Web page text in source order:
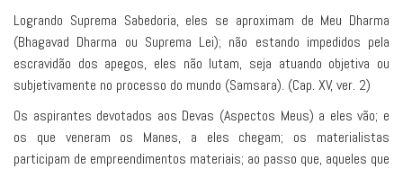
Logrando Suprema Sabedoria, eles se aproximam de Meu Dharma
(Bhagavad Dharma ou Suprema Lei); não estando impedidos pela
escravidão dos apegos, eles não lutam, seja atuando objetiva ou
subjetivamente no processo do mundo (Samsara). (Cap. XV, ver. 2)
Os aspirantes devotados aos Devas (Aspectos Meus) a eles vão; e
os que veneram os Manes, a eles chegam; os materialistas
participam de empreendimentos materiais; ao passo que, aqueles que